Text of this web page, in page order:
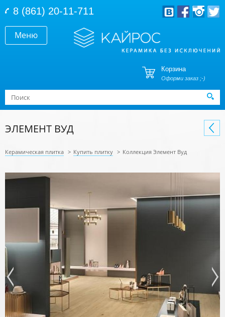
Меню
8 (861) 20-11-711
Корзина
Оформи заказ ;-)
Форма поиска
Поиск
ЭЛЕМЕНТ ВУД
Керамическая плитка > Купить плитку > Коллекция Элемент Вуд